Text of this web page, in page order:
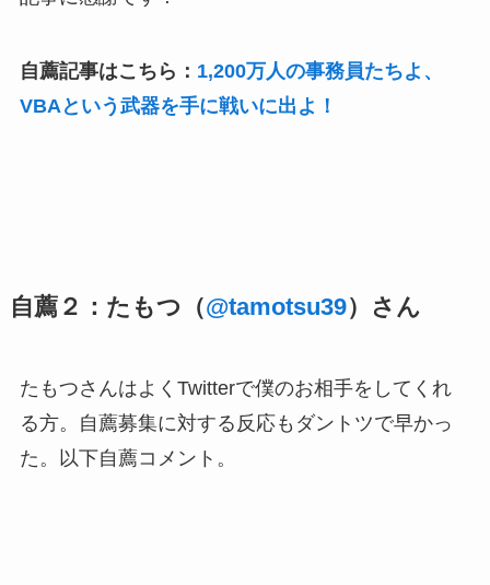
自薦記事はこちら： 1,200万人の事務員たちよ、
VBAという武器を手に戦いに出よ！
自薦２：たもつ（@tamotsu39）さん
たもつさんはよくTwitterで僕のお相手をしてくれ
る方。自薦募集に対する反応もダントツで早かっ
た。以下自薦コメント。